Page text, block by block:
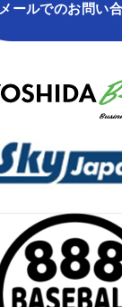
メールでのお問い